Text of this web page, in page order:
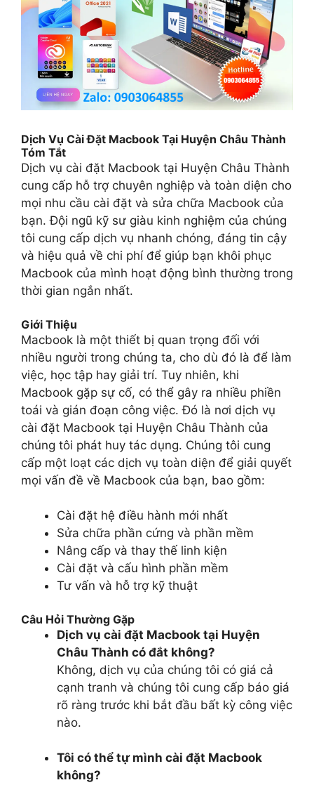
Dịch Vụ Cài Đặt Macbook Tại Huyện Châu Thành
Tóm Tắt
Dịch vụ cài đặt Macbook tại Huyện Châu Thành
cung cấp hỗ trợ chuyên nghiệp và toàn diện cho
mọi nhu cầu cài đặt và sửa chữa Macbook của
bạn. Đội ngũ kỹ sư giàu kinh nghiệm của chúng
tôi cung cấp dịch vụ nhanh chóng, đáng tin cậy
và hiệu quả về chi phí để giúp bạn khôi phục
Macbook của mình hoạt động bình thường trong
thời gian ngắn nhất.
Giới Thiệu
Macbook là một thiết bị quan trọng đối với
nhiều người trong chúng ta, cho dù đó là để làm
việc, học tập hay giải trí. Tuy nhiên, khi
Macbook gặp sự cố, có thể gây ra nhiều phiền
toái và gián đoạn công việc. Đó là nơi dịch vụ
cài đặt Macbook tại Huyện Châu Thành của
chúng tôi phát huy tác dụng. Chúng tôi cung
cấp một loạt các dịch vụ toàn diện để giải quyết
mọi vấn đề về Macbook của bạn, bao gồm:
Cài đặt hệ điều hành mới nhất
Sửa chữa phần cứng và phần mềm
Nâng cấp và thay thế linh kiện
Cài đặt và cấu hình phần mềm
Tư vấn và hỗ trợ kỹ thuật
Câu Hỏi Thường Gặp
Dịch vụ cài đặt Macbook tại Huyện
Châu Thành có đắt không?
Không, dịch vụ của chúng tôi có giá cả
cạnh tranh và chúng tôi cung cấp báo giá
rõ ràng trước khi bắt đầu bất kỳ công việc
nào.
Tôi có thể tự mình cài đặt Macbook
không?